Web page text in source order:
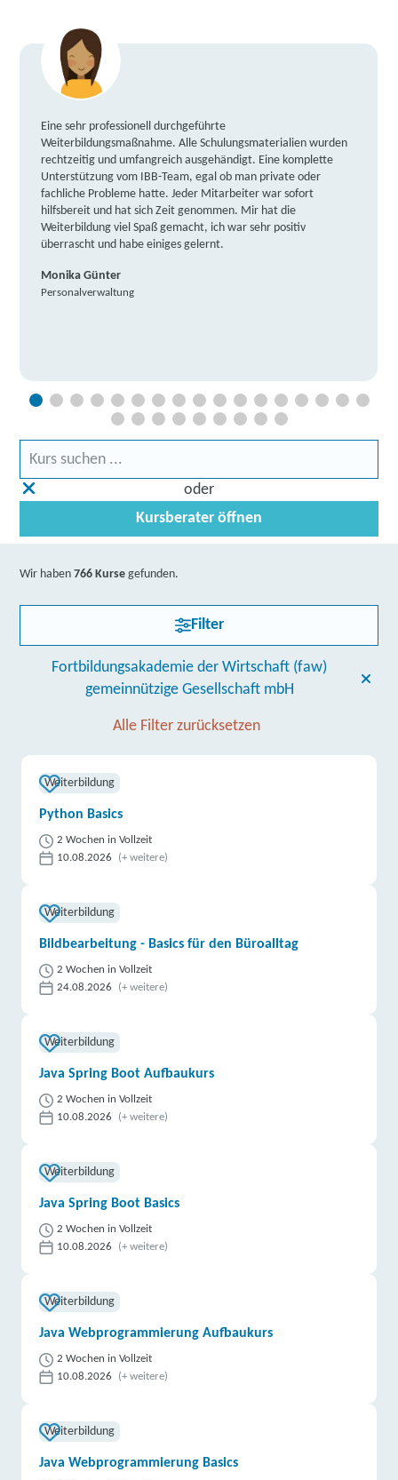
Eine sehr professionell durchgeführte
Weiterbildungsmaßnahme. Alle Schulungsmaterialien wurden
rechtzeitig und umfangreich ausgehändigt. Eine komplette
Unterstützung vom IBB-Team, egal ob man private oder
fachliche Probleme hatte. Jeder Mitarbeiter war sofort
hilfsbereit und hat sich Zeit genommen. Mir hat die
Weiterbildung viel Spaß gemacht, ich war sehr positiv
überrascht und habe einiges gelernt.
Monika Günter
Personalverwaltung
oder
Kursberater öffnen
Wir haben766 Kurse gefunden.
Filter
Fortbildungsakademie der Wirtschaft (faw)
gemeinnützige Gesellschaft mbH
Alle Filter zurücksetzen
Weiterbildung
Python Basics
2 Wochen in Vollzeit
10.08.2026
(+ weitere)
Weiterbildung
Bildbearbeitung - Basics für den Büroalltag
2 Wochen in Vollzeit
24.08.2026
(+ weitere)
Weiterbildung
Java Spring Boot Aufbaukurs
2 Wochen in Vollzeit
10.08.2026
(+ weitere)
Weiterbildung
Java Spring Boot Basics
2 Wochen in Vollzeit
10.08.2026
(+ weitere)
Weiterbildung
Java Webprogrammierung Aufbaukurs
2 Wochen in Vollzeit
10.08.2026
(+ weitere)
Weiterbildung
Java Webprogrammierung Basics